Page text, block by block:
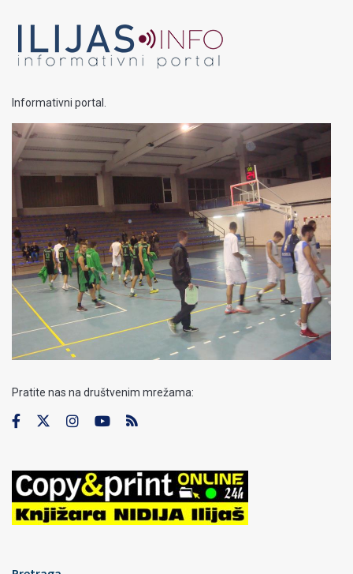
Informativni portal.
Pratite nas na društvenim mrežama: